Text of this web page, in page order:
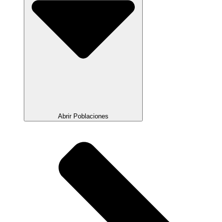
Abrir Poblaciones